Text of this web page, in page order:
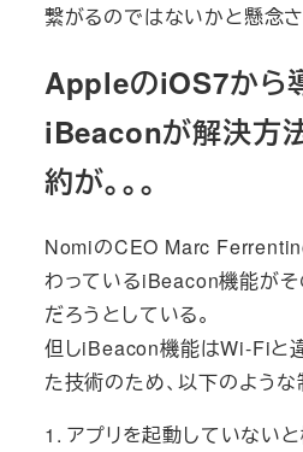
繋がるのではないかと懸念さ
AppleのiOS7から
iBeaconが解決方
約が。。。
NomiのCEO Marc
わっているiBeacon機能が
だろうとしている。
但しiBeacon機能はWi-Fiと
た技術のため、以下のような
1. アプリを起動していない